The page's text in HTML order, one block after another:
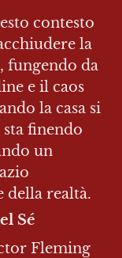
contesto
la
fungendo da
e il caos
la casa si
finendo
un
della realtà.
Sé
Fleming